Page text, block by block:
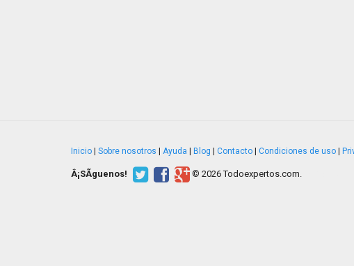
Inicio Sobre nosotros Ayuda Blog Contacto Condiciones de uso
Â¡SÃ­guenos! © 2026 Todoexpertos.com.